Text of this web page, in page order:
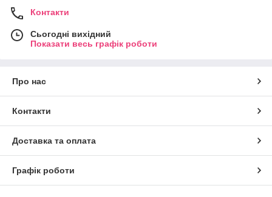
Контакти
Сьогодні вихідний
Показати весь графік роботи
Про нас
Контакти
Доставка та оплата
Графік роботи